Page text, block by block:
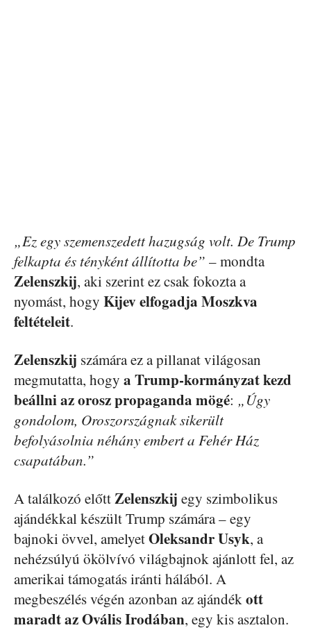
„Ez egy szemenszedett hazugság volt. De Trump
felkapta és tényként állította be” – mondta
Zelenszkij, aki szerint ez csak fokozta a
nyomást, hogy Kijev elfogadja Moszkva
feltételeit.
Zelenszkij számára ez a pillanat világosan
megmutatta, hogy a Trump-kormányzat kezd
beállni az orosz propaganda mögé: „Úgy
gondolom, Oroszországnak sikerült
befolyásolnia néhány embert a Fehér Ház
csapatában.”
A találkozó előttZelenszkij egy szimbolikus
ajándékkal készült Trump számára – egy
bajnoki övvel, amelyetOleksandr Usyk, a
nehézsúlyú ökölvívó világbajnok ajánlott fel, az
amerikai támogatás iránti hálából. A
megbeszélés végén azonban az ajándékott
maradt az Ovális Irodában, egy kis asztalon.